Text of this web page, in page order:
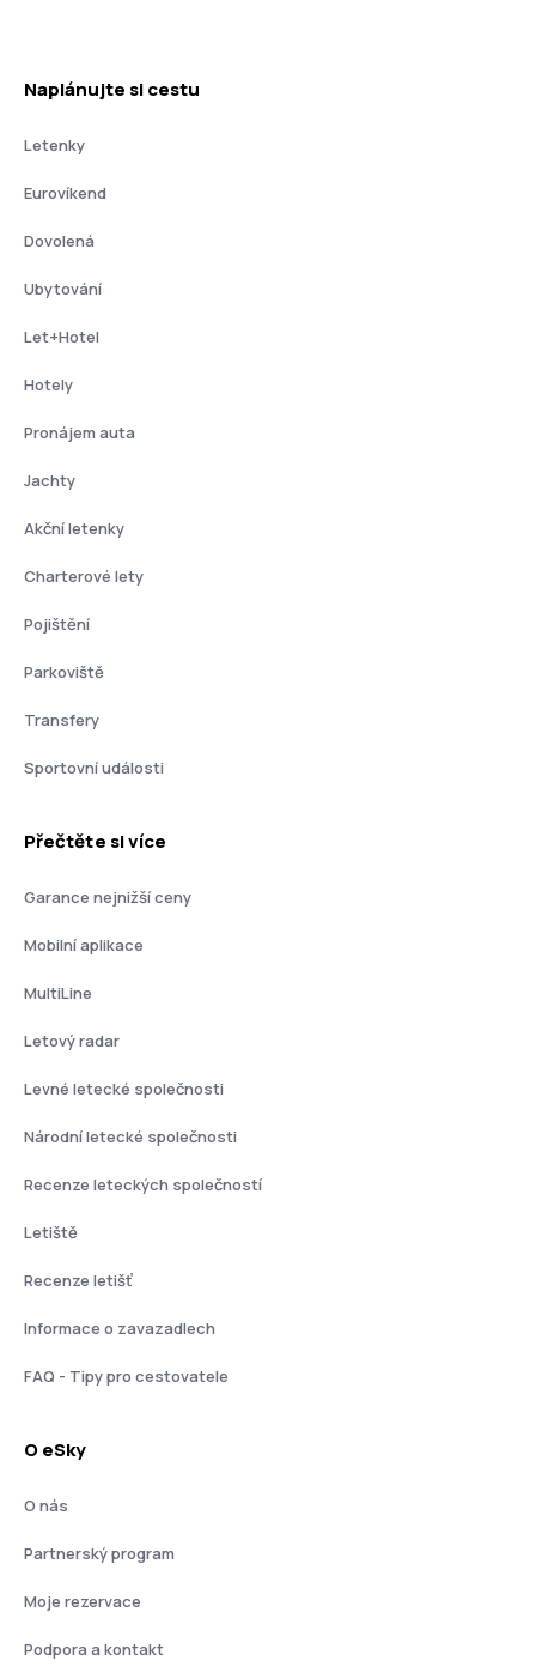
Naplánujte si cestu
Letenky
Eurovíkend
Dovolená
Ubytování
Let+Hotel
Hotely
Pronájem auta
Jachty
Akční letenky
Charterové lety
Pojištění
Parkoviště
Transfery
Sportovní události
Přečtěte si více
Garance nejnižší ceny
Mobilní aplikace
MultiLine
Letový radar
Levné letecké společnosti
Národní letecké společnosti
Recenze leteckých společností
Letiště
Recenze letišť
Informace o zavazadlech
FAQ - Tipy pro cestovatele
O eSky
O nás
Partnerský program
Moje rezervace
Podpora a kontakt